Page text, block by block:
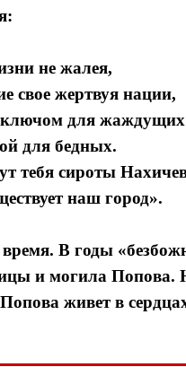
не жалея,
свое жертвуя нации,
для жаждущих
для бедных.
тебя сироты
наш город».
В годы
и могила Попова.
живет в